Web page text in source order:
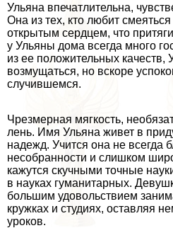
Ульяна впечатлительна,
Она из тех, кто любит
открытым сердцем, что
у Ульяны дома всегда много
из ее положительных качеств,
возмущаться, но вскоре
случившемся.
Чрезмерная мягкость,
лень. Имя Ульяна живет в
надежд. Учится она не всегда
несобранности и слишком
кажутся скучными точные
в науках гуманитарных.
большим удовольствием
кружках и студиях, оставляя
уроков.